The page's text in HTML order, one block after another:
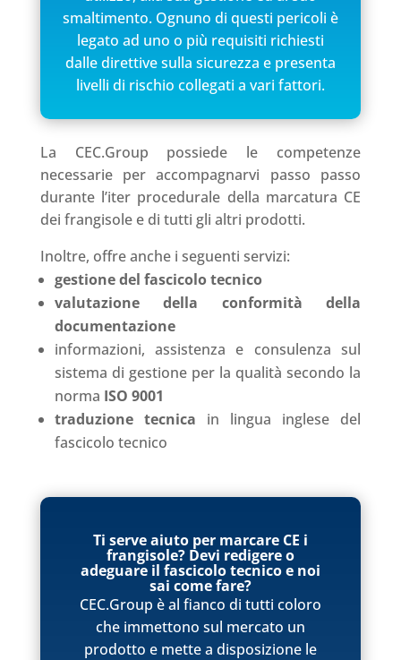
smaltimento. Ognuno di questi pericoli è
legato ad uno o più requisiti richiesti
dalle direttive sulla sicurezza e presenta
livelli di rischio collegati a vari fattori.
La CEC.Group possiede le competenze
necessarie per accompagnarvi passo passo
durante l’iter procedurale della marcatura CE
dei frangisole e di tutti gli altri prodotti.
Inoltre, offre anche i seguenti servizi:
gestione del fascicolo tecnico
valutazione della conformità della
documentazione
informazioni, assistenza e consulenza sul
sistema di gestione per la qualità secondo la
norma ISO 9001
traduzione tecnica in lingua inglese del
fascicolo tecnico
Ti serve aiuto per marcare CE i
frangisole? Devi redigere o
adeguare il fascicolo tecnico e noi
sai come fare?
CEC.Group è al fianco di tutti coloro
che immettono sul mercato un
prodotto e mette a disposizione le